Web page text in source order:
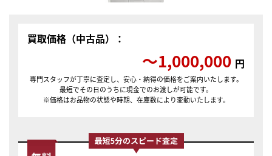
買取価格（中古品）：
〜1,000,000 円
専門スタッフが丁寧に査定し、安心・納得の価格をご案内いたします。
最短でその日のうちに現金でのお渡しが可能です。
※価格はお品物の状態や時期、在庫数により変動いたします。